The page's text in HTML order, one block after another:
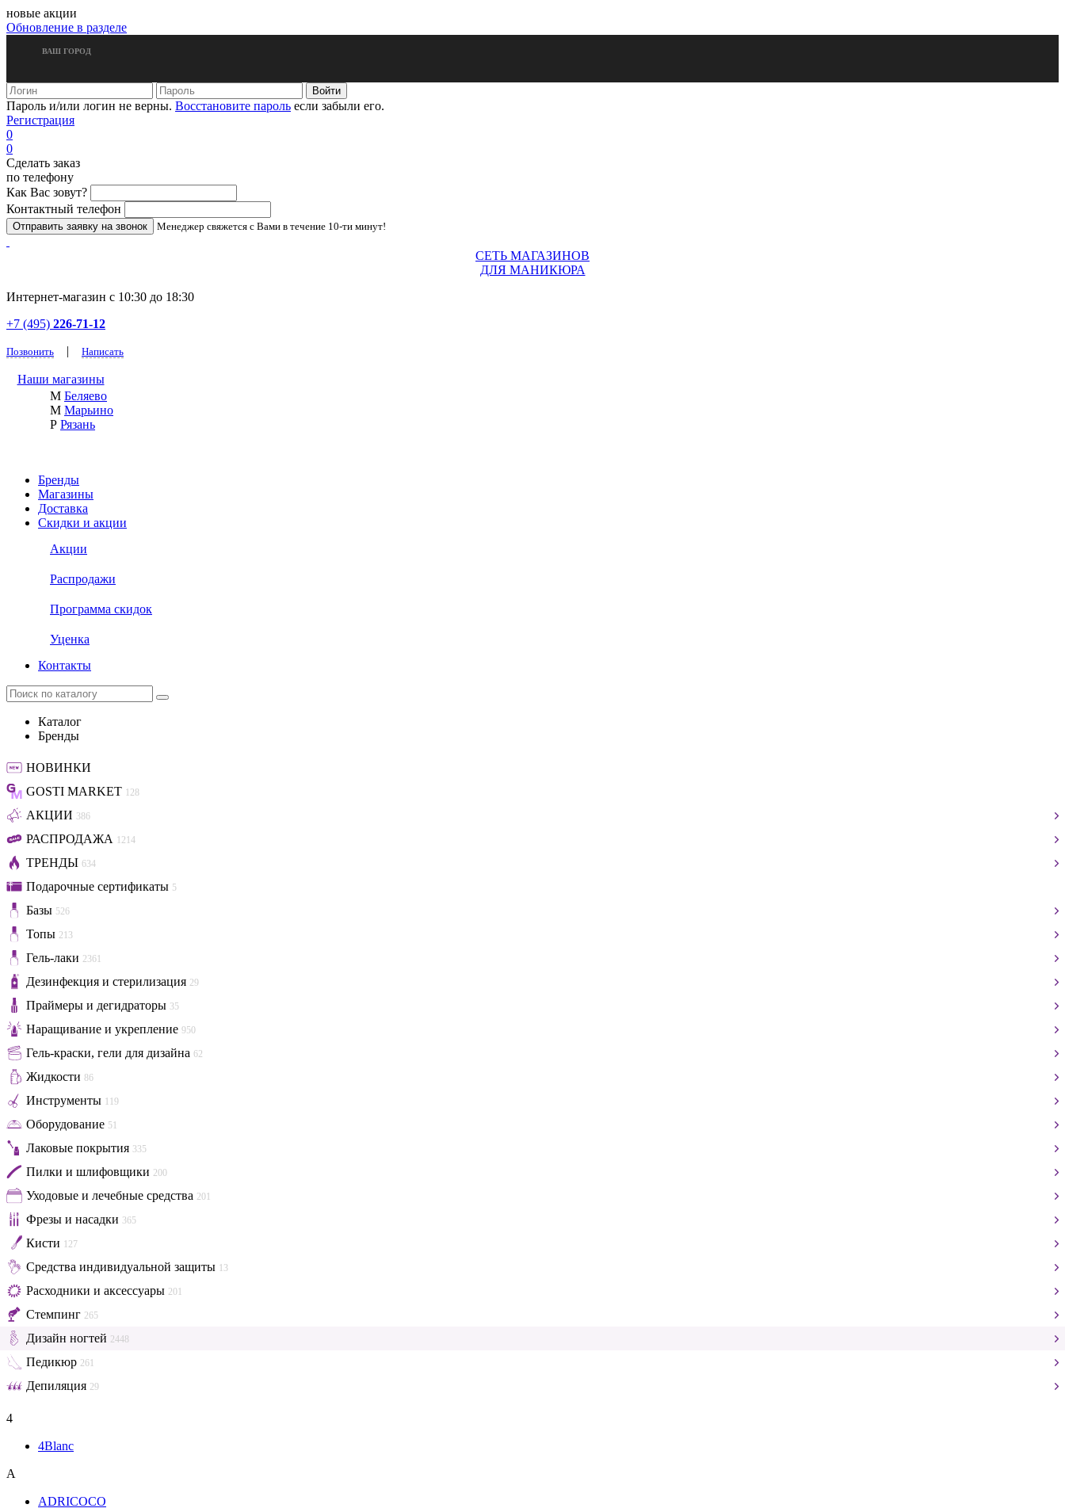
новые акции
Обновление в разделе
ВАШ ГОРОД
Пароль и/или логин не верны. Восстановите пароль если забыли его.
Регистрация
0
0
Сделать заказ
по телефону
Как Вас зовут?
Контактный телефон
Менеджер свяжется с Вами в течение 10-ти минут!
СЕТЬ МАГАЗИНОВ
ДЛЯ МАНИКЮРА
Интернет-магазин с 10:30 до 18:30
+7 (495) 226-71-12
Позвонить | Написать
Наши магазины
М Беляево
М Марьино
Р Рязань
Бренды
Магазины
Доставка
Скидки и акции
Акции
Распродажи
Программа скидок
Уценка
Контакты
Каталог
Бренды
НОВИНКИ
GOSTI MARKET 128
АКЦИИ 386
РАСПРОДАЖА 1214
ТРЕНДЫ 634
Подарочные сертификаты 5
Базы 526
Топы 213
Гель-лаки 2361
Дезинфекция и стерилизация 29
Праймеры и дегидраторы 35
Наращивание и укрепление 950
Гель-краски, гели для дизайна 62
Жидкости 86
Инструменты 119
Оборудование 51
Лаковые покрытия 335
Пилки и шлифовщики 200
Уходовые и лечебные средства 201
Фрезы и насадки 365
Кисти 127
Средства индивидуальной защиты 13
Расходники и аксессуары 201
Стемпинг 265
Дизайн ногтей 2448
Педикюр 261
Депиляция 29
4
4Blanc
A
ADRICOCO